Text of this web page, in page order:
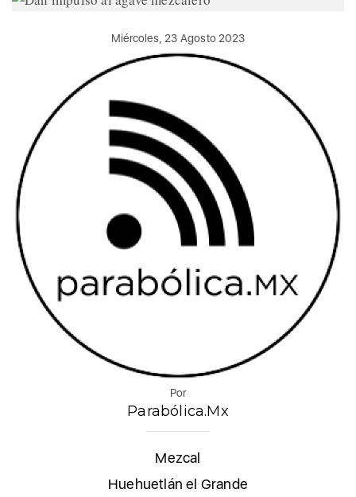
Miércoles, 23 Agosto 2023
Por
Parabólica.Mx
Mezcal
Huehuetlán el Grande